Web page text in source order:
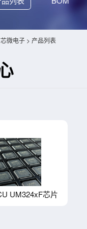
微电子 > 产品列表
UM324xF芯片